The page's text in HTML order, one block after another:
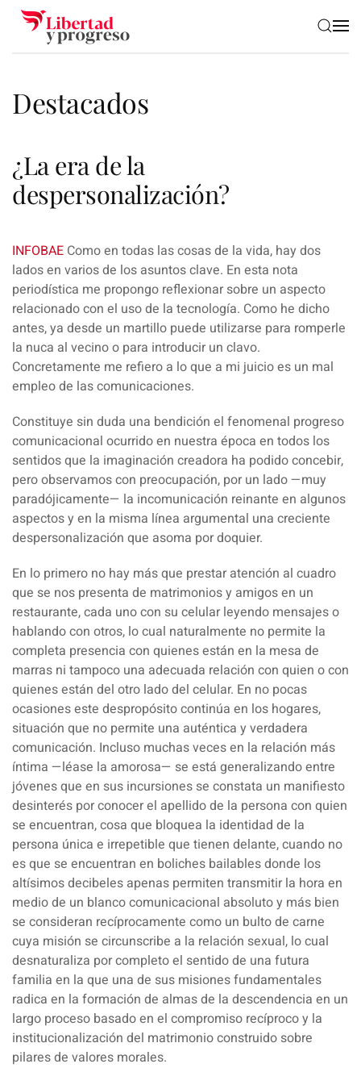
Skip to main content
Destacados
¿La era de la
despersonalización?
INFOBAE Como en todas las cosas de la vida, hay dos
lados en varios de los asuntos clave. En esta nota
periodística me propongo reflexionar sobre un aspecto
relacionado con el uso de la tecnología. Como he dicho
antes, ya desde un martillo puede utilizarse para romperle
la nuca al vecino o para introducir un clavo.
Concretamente me refiero a lo que a mi juicio es un mal
empleo de las comunicaciones.
Constituye sin duda una bendición el fenomenal progreso
comunicacional ocurrido en nuestra época en todos los
sentidos que la imaginación creadora ha podido concebir,
pero observamos con preocupación, por un lado —muy
paradójicamente— la incomunicación reinante en algunos
aspectos y en la misma línea argumental una creciente
despersonalización que asoma por doquier.
En lo primero no hay más que prestar atención al cuadro
que se nos presenta de matrimonios y amigos en un
restaurante, cada uno con su celular leyendo mensajes o
hablando con otros, lo cual naturalmente no permite la
completa presencia con quienes están en la mesa de
marras ni tampoco una adecuada relación con quien o con
quienes están del otro lado del celular. En no pocas
ocasiones este despropósito continúa en los hogares,
situación que no permite una auténtica y verdadera
comunicación. Incluso muchas veces en la relación más
íntima —léase la amorosa— se está generalizando entre
jóvenes que en sus incursiones se constata un manifiesto
desinterés por conocer el apellido de la persona con quien
se encuentran, cosa que bloquea la identidad de la
persona única e irrepetible que tienen delante, cuando no
es que se encuentran en boliches bailables donde los
altísimos decibeles apenas permiten transmitir la hora en
medio de un blanco comunicacional absoluto y más bien
se consideran recíprocamente como un bulto de carne
cuya misión se circunscribe a la relación sexual, lo cual
desnaturaliza por completo el sentido de una futura
familia en la que una de sus misiones fundamentales
radica en la formación de almas de la descendencia en un
largo proceso basado en el compromiso recíproco y la
institucionalización del matrimonio construido sobre
pilares de valores morales.